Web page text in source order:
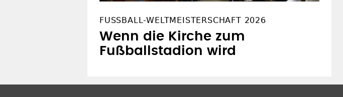
FUSSBALL-WELTMEISTERSCHAFT 2026
Wenn die Kirche zum
Fußballstadion wird